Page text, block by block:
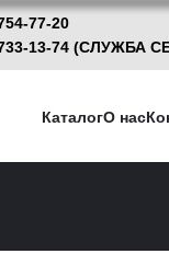
77-20
13-74 (CЛУЖБА
КаталогО нас